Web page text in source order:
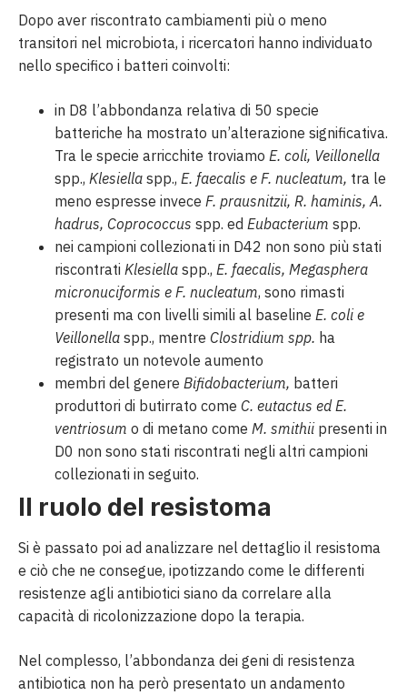
Dopo aver riscontrato cambiamenti più o meno
transitori nel microbiota, i ricercatori hanno individuato
nello specifico i batteri coinvolti:
in D8 l’abbondanza relativa di 50 specie
batteriche ha mostrato un’alterazione significativa.
Tra le specie arricchite troviamo E. coli, Veillonella
spp., Klesiella spp., E. faecalis e F. nucleatum, tra le
meno espresse invece F. prausnitzii, R. haminis, A.
hadrus, Coprococcus spp. ed Eubacterium spp.
nei campioni collezionati in D42 non sono più stati
riscontrati Klesiella spp., E. faecalis, Megasphera
micronuciformis e F. nucleatum, sono rimasti
presenti ma con livelli simili al baseline E. coli e
Veillonella spp., mentre Clostridium spp. ha
registrato un notevole aumento
membri del genere Bifidobacterium, batteri
produttori di butirrato come C. eutactus ed E.
ventriosum o di metano come M. smithiipresenti in
D0 non sono stati riscontrati negli altri campioni
collezionati in seguito.
Il ruolo del resistoma
Si è passato poi ad analizzare nel dettaglio il resistoma
e ciò che ne consegue, ipotizzando come le differenti
resistenze agli antibiotici siano da correlare alla
capacità di ricolonizzazione dopo la terapia.
Nel complesso, l’abbondanza dei geni di resistenza
antibiotica non ha però presentato un andamento